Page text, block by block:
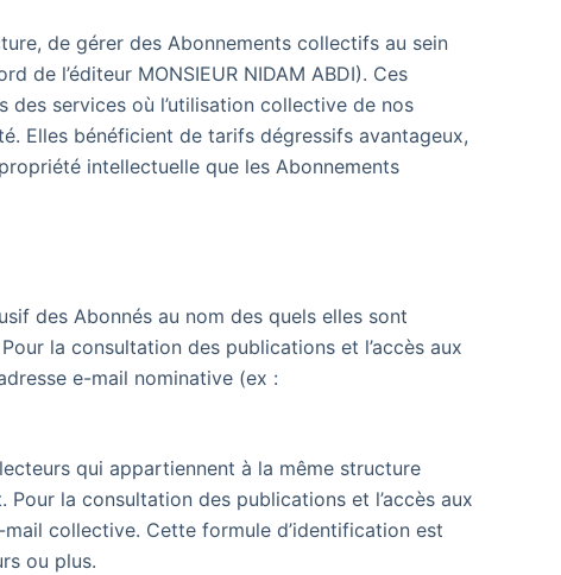
de gérer des Abonnements collectifs au sein
de l’éditeur MONSIEUR NIDAM ABDI). Ces
services où l’utilisation collective de nos
Elles bénéficient de tarifs dégressifs avantageux,
intellectuelle que les Abonnements
des Abonnés au nom des quels elles sont
la consultation des publications et l’accès aux
e-mail nominative (ex :
qui appartiennent à la même structure
la consultation des publications et l’accès aux
collective. Cette formule d’identification est
ou plus.